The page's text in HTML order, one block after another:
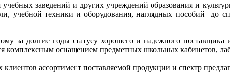
заведений и других учреждений образования и
учебной техники и оборудования, наглядных пособий до
за долгие годы статусу хорошего и надежного
комплексным оснащением предметных школьных кабинетов,
ассортимент поставляемой продукции и спектр